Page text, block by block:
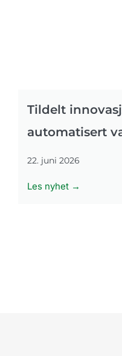
Tildelt
automatisert
22. juni 2026
Les nyhet →